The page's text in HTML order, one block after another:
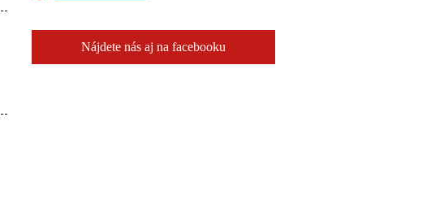
Nájdete nás aj na facebooku